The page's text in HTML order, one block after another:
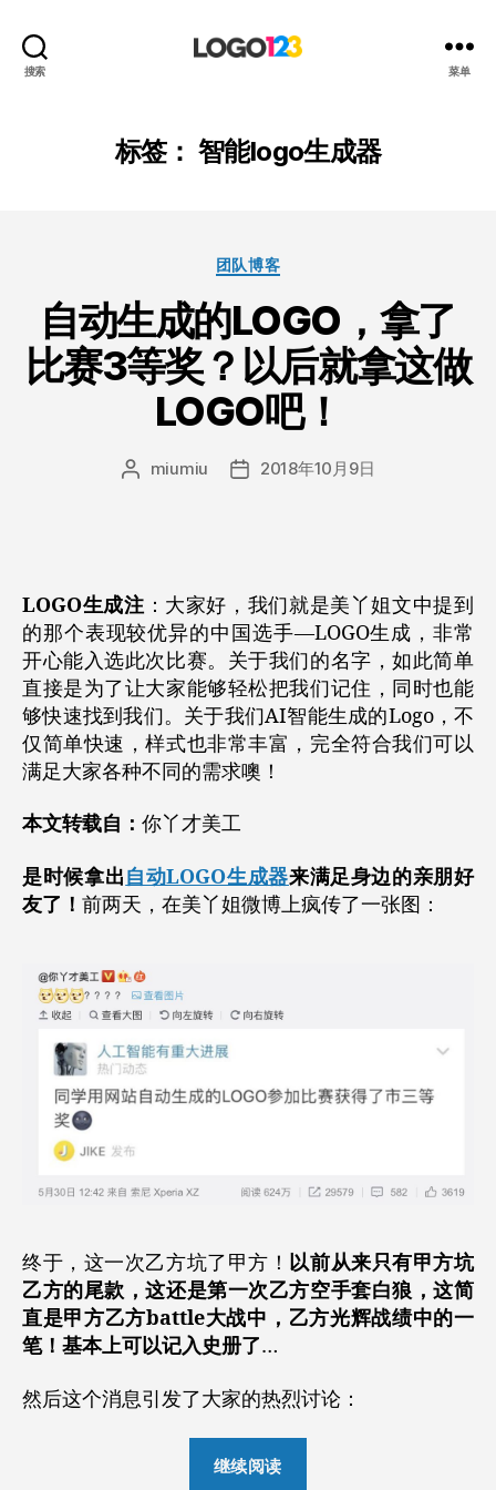
搜索
设
计
菜单
标签：智能logo生成器
分
团队博客
自动生成的LOGO，拿了
比赛3等奖？以后就拿这做
LOGO吧！
文 miumiu
发 2018年10月9日
LOGO生成注 ：大家好，我们就是美丫姐文中提到
的那个表现较优异的中国选手—LOGO生成，非常
开心能入选此次比赛。关于我们的名字，如此简单
直接是为了让大家能够轻松把我们记住，同时也能
够快速找到我们。关于我们AI智能生成的Logo，不
仅简单快速，样式也非常丰富，完全符合我们可以
满足大家各种不同的需求噢！
本文转载自： 你丫才美工
是时候拿出自动LOGO生成器来满足身边的亲朋好
友了！ 前两天，在美丫姐微博上疯传了一张图：
终于，这一次乙方坑了甲方！ 以前从来只有甲方坑
乙方的尾款，这还是第一次乙方空手套白狼，这简
直是甲方乙方battle大战中，乙方光辉战绩中的一
笔！基本上可以记入史册了…
然后这个消息引发了大家的热烈讨论：
继续阅读